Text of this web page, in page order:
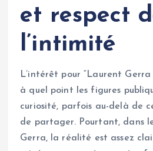
et respect
l’intimité
L’intérêt pour “Laurent
à quel point les figures
curiosité, parfois au-delà de
de partager. Pourtant, dans
Gerra, la réalité est assez